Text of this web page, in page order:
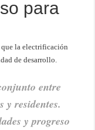
para
que la electrificación
de desarrollo.
entre
y residentes.
y progreso